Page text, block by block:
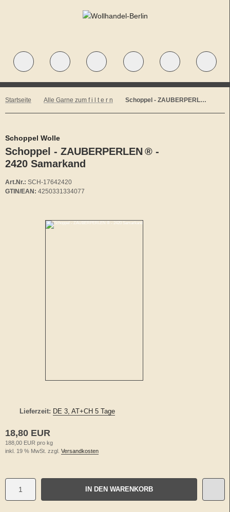
Startseite Alle Garne zum f i l t e r n Schoppel - ZAUBERPERLEN ® - 2420 Samarkand
Schoppel Wolle
Schoppel - ZAUBERPERLEN ® -
2420 Samarkand
Art.Nr.: SCH-17642420
GTIN/EAN: 4250331334077
Lieferzeit: DE 3, AT+CH 5 Tage
18,80 EUR
188,00 EUR pro kg
inkl. 19 % MwSt. zzgl. Versandkosten
IN DEN WARENKORB